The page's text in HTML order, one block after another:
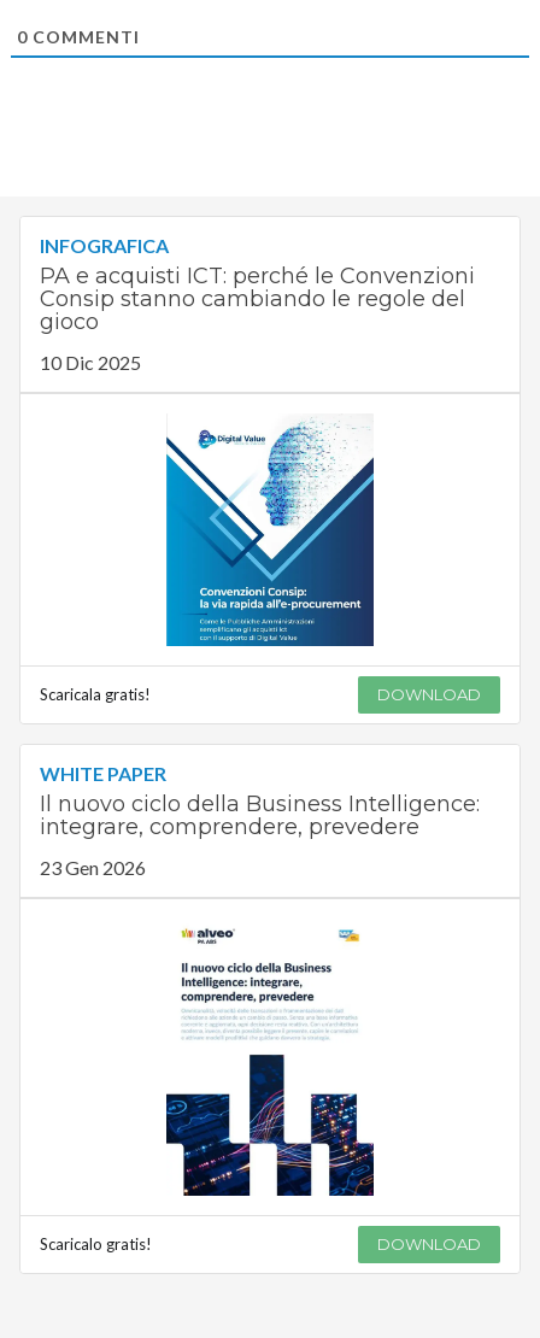
0COMMENTI
INFOGRAFICA
PA e acquisti ICT: perché le Convenzioni
Consip stanno cambiando le regole del
gioco
10 Dic 2025
Scaricala gratis! DOWNLOAD
WHITE PAPER
Il nuovo ciclo della Business Intelligence:
integrare, comprendere, prevedere
23 Gen 2026
Scaricalo gratis! DOWNLOAD